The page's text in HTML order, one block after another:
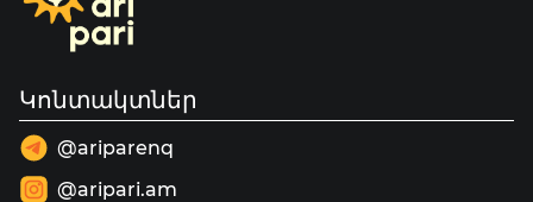
Կոնտակտներ
@ariparenq
@aripari.am